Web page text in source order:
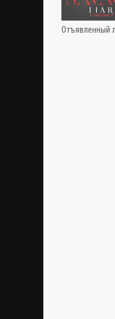
Отъявленный